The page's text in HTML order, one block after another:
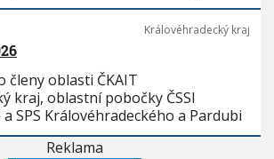
Královéhradecký kraj
členy oblasti ČKAIT
kraj, oblastní pobočky ČSSI
SPS Královéhradeckého a Pardubi
Reklama